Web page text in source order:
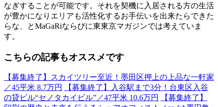
なぎすることが可能です。それを契機に入居される方の生活
が豊かになりエリアも活性化するお手伝いを出来たらできた
らな、とMaGaRiならびに東東京マガジンでは考えていま
す。
こちらの記事もオススメです
【募集終了】スカイツリー至近！墨田区押上の上品な一軒家
／45平米 8.7万円
【募集終了】入谷駅まで3分！台東区入谷
の貸ビル“セノタカイビル”／47平米 10.6万円
【募集終了】